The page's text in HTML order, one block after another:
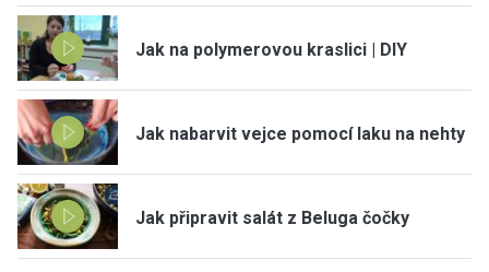
Jak na polymerovou kraslici | DIY
Jak nabarvit vejce pomocí laku na nehty
Jak připravit salát z Beluga čočky